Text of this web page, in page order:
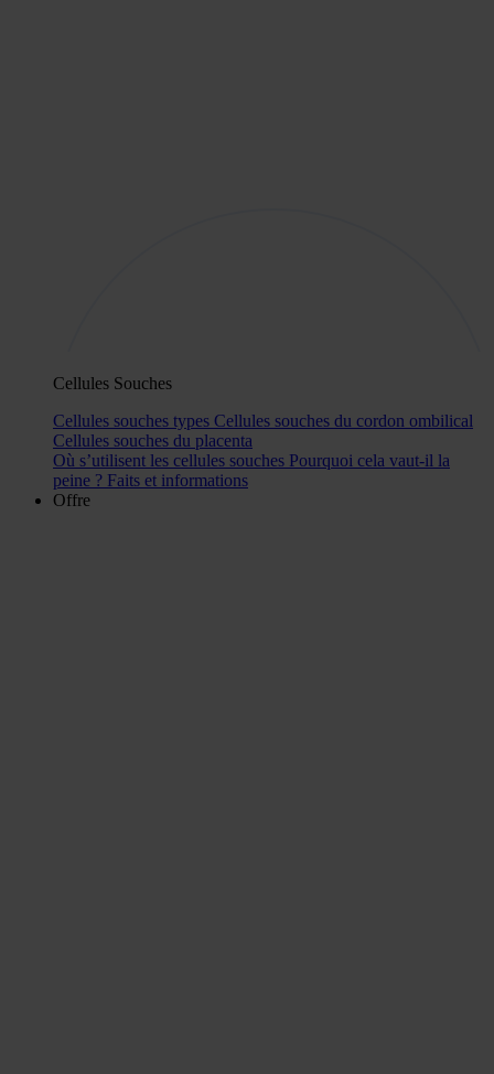
Cellules Souches
Cellules souches types Cellules souches du cordon ombilical
Cellules souches du placenta
Où s’utilisent les cellules souches Pourquoi cela vaut-il la
peine ? Faits et informations
Offre